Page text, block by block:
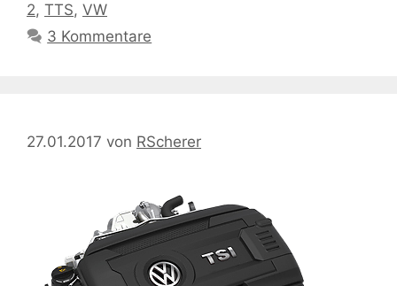
2, TTS, VW
3 Kommentare
27.01.2017 von RScherer